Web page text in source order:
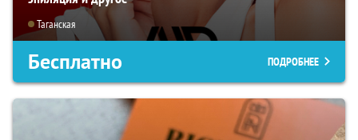
Таганская
Бесплатно ПОДРОБНЕЕ